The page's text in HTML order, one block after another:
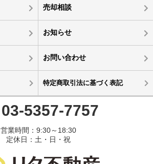
売却相談
お知らせ
お問い合わせ
特定商取引法に基づく表記
03-5357-7757
営業時間：9:30～18:30
定休日：土・日・祝